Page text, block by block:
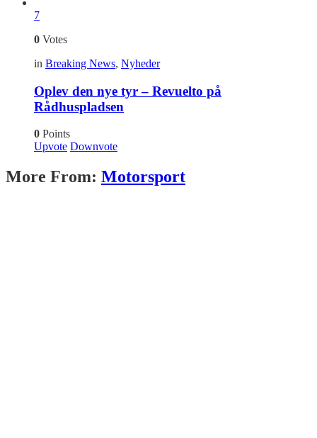
7
0 Votes
in Breaking News, Nyheder
Oplev den nye tyr – Revuelto på
Rådhuspladsen
0 Points
Upvote Downvote
More From: Motorsport